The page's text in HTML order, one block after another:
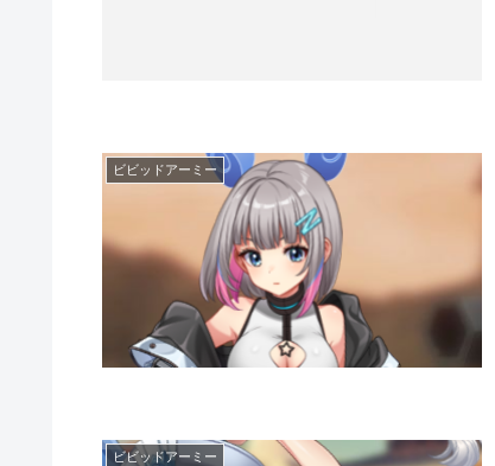
ビビッドアーミー
ビビッドアーミー